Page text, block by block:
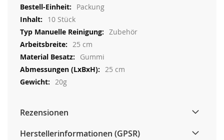
Packung
10 Stück
Zubehör
25 cm
Gummi
25 cm
20g
Rezensionen
Herstellerinformationen (GPSR)